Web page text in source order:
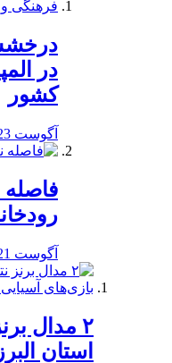
در
کشور
آگوست 23, 2019
آگوست 21, 2019
استان